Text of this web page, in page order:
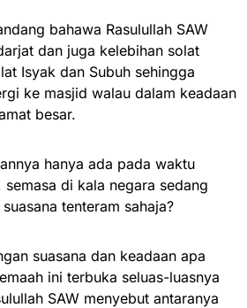
bahawa Rasulullah SAW
dan juga kelebihan solat
Isyak dan Subuh sehingga
ke masjid walau dalam keadaan
besar.
hanya ada pada waktu
di kala negara sedang
tenteram sahaja?
suasana dan keadaan apa
ini terbuka seluas-luasnya
SAW menyebut antaranya